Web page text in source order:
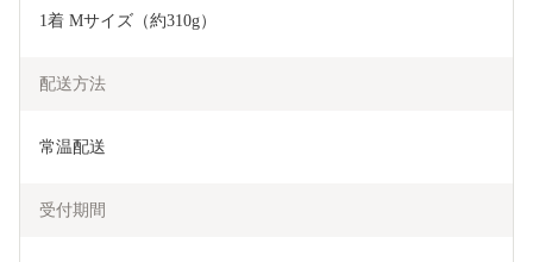
1着 Mサイズ（約310g）
配送方法
常温配送
受付期間